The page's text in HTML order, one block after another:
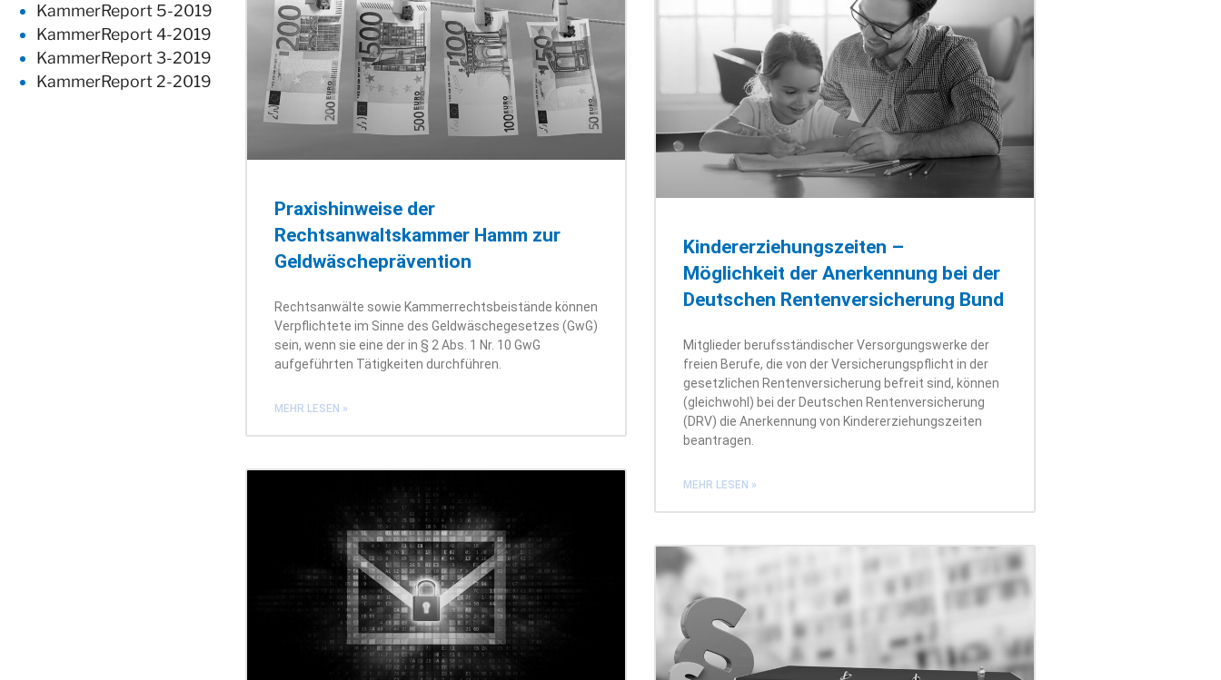
KammerReport 5-2019
KammerReport 4-2019
KammerReport 3-2019
KammerReport 2-2019
Praxishinweise der
Rechtsanwaltskammer Hamm zur
Geldwäscheprävention
Rechtsanwälte sowie Kammerrechtsbeistände können
Verpflichtete im Sinne des Geldwäschegesetzes (GwG)
sein, wenn sie eine der in § 2 Abs. 1 Nr. 10 GwG
aufgeführten Tätigkeiten durchführen.
MEHR LESEN »
Kindererziehungszeiten –
Möglichkeit der Anerkennung bei der
Deutschen Rentenversicherung Bund
Mitglieder berufsständischer Versorgungswerke der
freien Berufe, die von der Versicherungspflicht in der
gesetzlichen Rentenversicherung befreit sind, können
(gleichwohl) bei der Deutschen Rentenversicherung
(DRV) die Anerkennung von Kindererziehungszeiten
beantragen.
MEHR LESEN »